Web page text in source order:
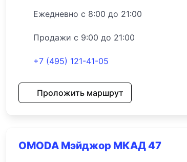
Ежедневно с 8:00 до 21:00
Продажи с 9:00 до 21:00
+7 (495) 121-41-05
Проложить маршрут
OMODA Мэйджор МКАД 47